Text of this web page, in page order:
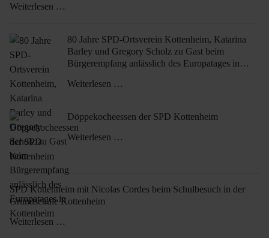
Weiterlesen …
80 Jahre SPD-Ortsverein Kottenheim, Katarina
Barley und Gregory Scholz zu Gast beim
Bürgerempfang anlässlich des Europatages in
Weiterlesen …
Döppekocheessen der SPD Kottenheim
Weiterlesen …
SPD Kottenheim mit Nicolas Cordes beim Schulbesuch in der
Grundschule Kottenheim
Weiterlesen …